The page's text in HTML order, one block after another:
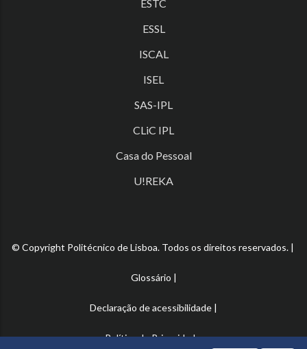
ESTC
ESSL
ISCAL
ISEL
SAS-IPL
CLiC IPL
Casa do Pessoal
U!REKA
© Copyright Politécnico de Lisboa. Todos os direitos reservados. |
Glossário |
Declaração de acessibilidade |
Política de Privacidade